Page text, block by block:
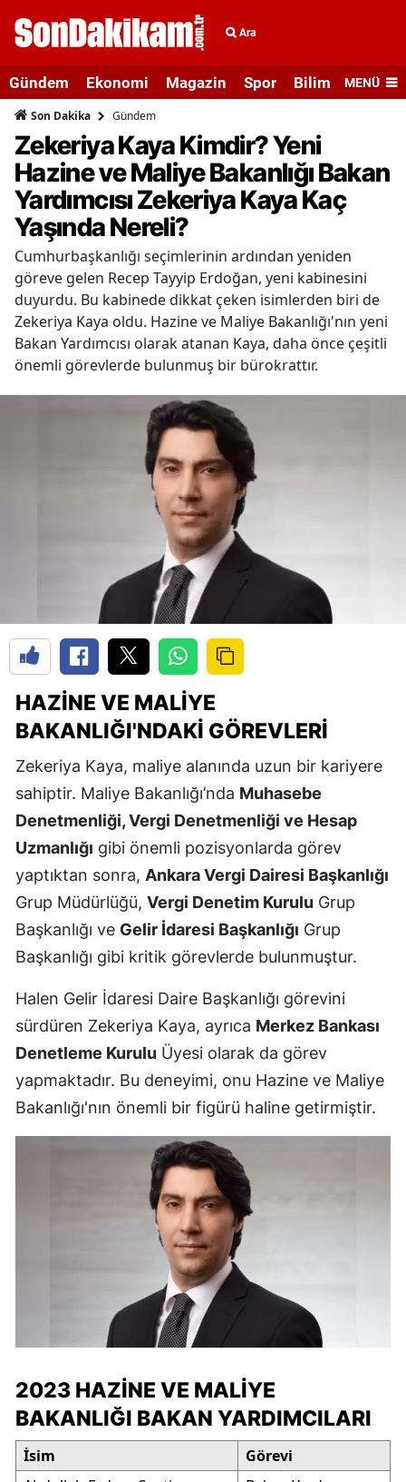
Ara
Gündem Ekonomi Magazin Spor Bilim veMENÜ
Son Dakika Gündem
Zekeriya Kaya Kimdir? Yeni
Hazine ve Maliye Bakanlığı Bakan
Yardımcısı Zekeriya Kaya Kaç
Yaşında Nereli?
Cumhurbaşkanlığı seçimlerinin ardından yeniden
göreve gelen Recep Tayyip Erdoğan, yeni kabinesini
duyurdu. Bu kabinede dikkat çeken isimlerden biri de
Zekeriya Kaya oldu. Hazine ve Maliye Bakanlığı'nın yeni
Bakan Yardımcısı olarak atanan Kaya, daha önce çeşitli
önemli görevlerde bulunmuş bir bürokrattır.
HAZINE VE MALIYE
BAKANLIĞI'NDAKI GÖREVLERI
Zekeriya Kaya, maliye alanında uzun bir kariyere
sahiptir. Maliye Bakanlığı’nda Muhasebe
Denetmenliği, Vergi Denetmenliği ve Hesap
Uzmanlığı gibi önemli pozisyonlarda görev
yaptıktan sonra, Ankara Vergi Dairesi Başkanlığı
Grup Müdürlüğü, Vergi Denetim Kurulu Grup
Başkanlığı ve Gelir İdaresi Başkanlığı Grup
Başkanlığı gibi kritik görevlerde bulunmuştur.
Halen Gelir İdaresi Daire Başkanlığı görevini
sürdüren Zekeriya Kaya, ayrıca Merkez Bankası
Denetleme Kurulu Üyesi olarak da görev
yapmaktadır. Bu deneyimi, onu Hazine ve Maliye
Bakanlığı'nın önemli bir figürü haline getirmiştir.
2023 HAZINE VE MALIYE
BAKANLIĞI BAKAN YARDIMCILARI
İsim
Görevi